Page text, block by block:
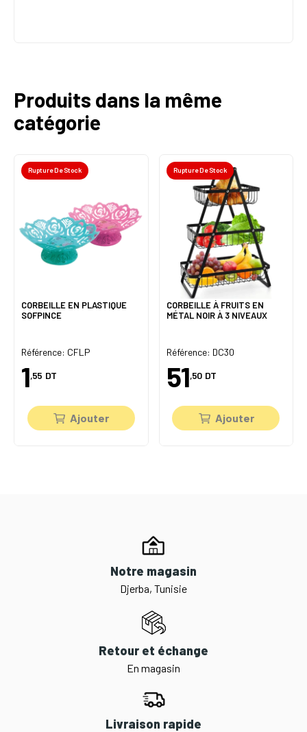
Produits dans la même
catégorie
Rupture De Stock
CORBEILLE EN PLASTIQUE
SOFPINCE
Référence: CFLP
1,55 DT
Ajouter
Rupture De Stock
CORBEILLE À FRUITS EN
MÉTAL NOIR À 3 NIVEAUX
Référence: DC30
51,50 DT
Ajouter
Notre magasin
Djerba, Tunisie
Retour et échange
En magasin
Livraison rapide